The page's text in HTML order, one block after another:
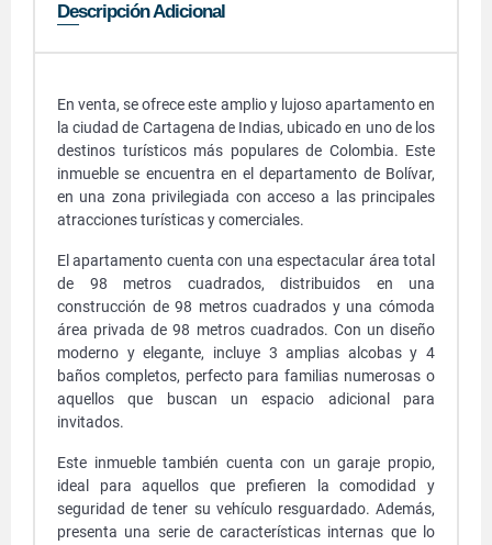
Descripción Adicional
En venta, se ofrece este amplio y lujoso apartamento en
la ciudad de Cartagena de Indias, ubicado en uno de los
destinos turísticos más populares de Colombia. Este
inmueble se encuentra en el departamento de Bolívar,
en una zona privilegiada con acceso a las principales
atracciones turísticas y comerciales.
El apartamento cuenta con una espectacular área total
de 98 metros cuadrados, distribuidos en una
construcción de 98 metros cuadrados y una cómoda
área privada de 98 metros cuadrados. Con un diseño
moderno y elegante, incluye 3 amplias alcobas y 4
baños completos, perfecto para familias numerosas o
aquellos que buscan un espacio adicional para
invitados.
Este inmueble también cuenta con un garaje propio,
ideal para aquellos que prefieren la comodidad y
seguridad de tener su vehículo resguardado. Además,
presenta una serie de características internas que lo